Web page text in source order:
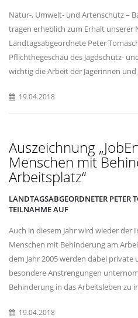
Natur-, Umwelt- und Artenschutz –
tragen erheblich zum Erhalt unserer
Landtagsabgeordnete Peter
Pflichthegeschau des Jagdschutz-
wichtig die Arbeit der Jägerinnen und
19.04.2018
Auszeichnung
Menschen mit
Arbeitsplatz“
LANDTAGSABGEORDNETER PETER
TEILNAHME AUF
Auch in diesem Jahr wird wieder der
Menschen mit Behinderung am
dem Jahr 2005 werden dabei
besondere Anstrengungen
Behinderung in das Arbeitsleben zu
19.04.2018